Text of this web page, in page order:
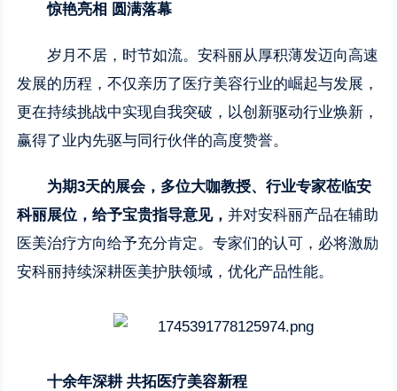
惊艳亮相 圆满落幕
岁月不居，时节如流。安科丽从厚积薄发迈向高速
发展的历程，不仅亲历了医疗美容行业的崛起与发展，
更在持续挑战中实现自我突破，以创新驱动行业焕新，
赢得了业内先驱与同行伙伴的高度赞誉。
为期3天的展会，多位大咖教授、行业专家莅临安
科丽展位，给予宝贵指导意见， 并对安科丽产品在辅助
医美治疗方向给予充分肯定。专家们的认可，必将激励
安科丽持续深耕医美护肤领域，优化产品性能。
十余年深耕 共拓医疗美容新程